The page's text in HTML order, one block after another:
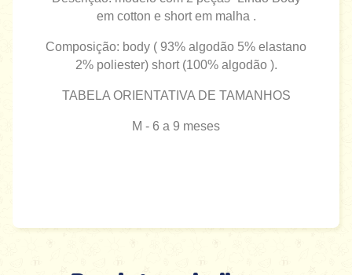
em cotton e short em malha .
Composição: body ( 93% algodão 5% elastano
2% poliester) short (100% algodão ).
TABELA ORIENTATIVA DE TAMANHOS
M - 6 a 9 meses